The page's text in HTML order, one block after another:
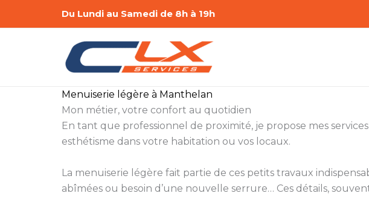
Du Lundi au Samedi de 8h à 19h
Menuiserie légère à Manthelan
Mon métier, votre confort au quotidien
En tant que professionnel de proximité, je propose mes
esthétisme dans votre habitation ou vos locaux.
La menuiserie légère fait partie de ces petits travaux
abîmées ou besoin d’une nouvelle serrure… Ces détails,